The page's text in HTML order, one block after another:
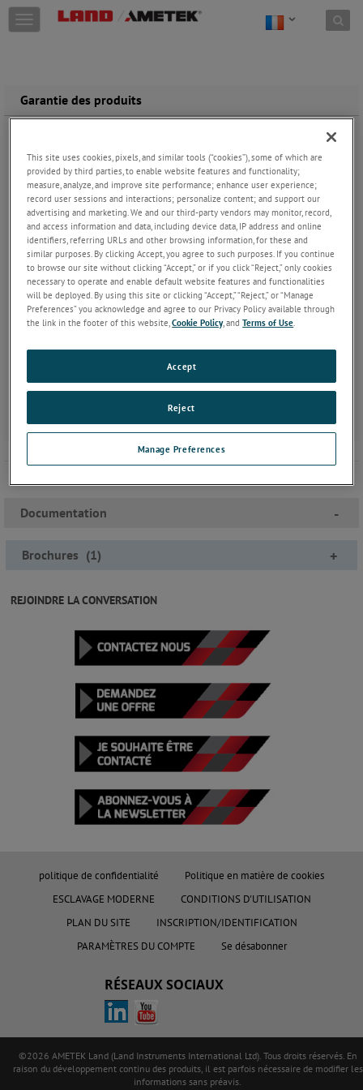
Skip to content
T
o
e
n
g
a
t
o
n
Garantie des produits
fabrication de tous les produits
proposés par AMETEK Land,
nous offrons une garantie
complète avec retour au
fabricant sur tous les produits
vendus. Cette garantie couvre
tout défaut de conception ou de
fabrication des produits.
Pour en savoir plus sur la
garantie offerte pour votre
notre document de garantie dans la rubrique ci-dessous.
Documentation -
Brochures (1) +
REJOINDRE LA CONVERSATION
politique de confidentialité
Politique en matière de cookies
ESCLAVAGE MODERNE
CONDITIONS D'UTILISATION
PLAN DU SITE
INSCRIPTION/IDENTIFICATION
PARAMÈTRES DU COMPTE
Se désabonner
RÉSEAUX SOCIAUX
©2026 AMETEK Land (Land Instruments International Ltd). Tous droits réservés. En
raison du développement continu des produits, il est parfois nécessaire de modifier les
informations sans préavis.
This site uses cookies, pixels, and similar tools (“cookies”), some of which are
provided by third parties, to enable website features and functionality;
measure, analyze, and improve site performance; enhance user experience;
record user sessions and interactions; personalize content; and support our
advertising and marketing. We and our third-party vendors may monitor, record,
and access information and data, including device data, IP address and online
identifiers, referring URLs and other browsing information, for these and
similar purposes. By clicking Accept, you agree to such purposes. If you continue
to browse our site without clicking “Accept,” or if you click “Reject,” only cookies
necessary to operate and enable default website features and functionalities
will be deployed. By using this site or clicking “Accept,” “Reject,” or “Manage
Preferences” you acknowledge and agree to our Privacy Policy available through
the link in the footer of this website,Cookie Policy, andTerms of Use.
Manage Preferences
Reject
Accept